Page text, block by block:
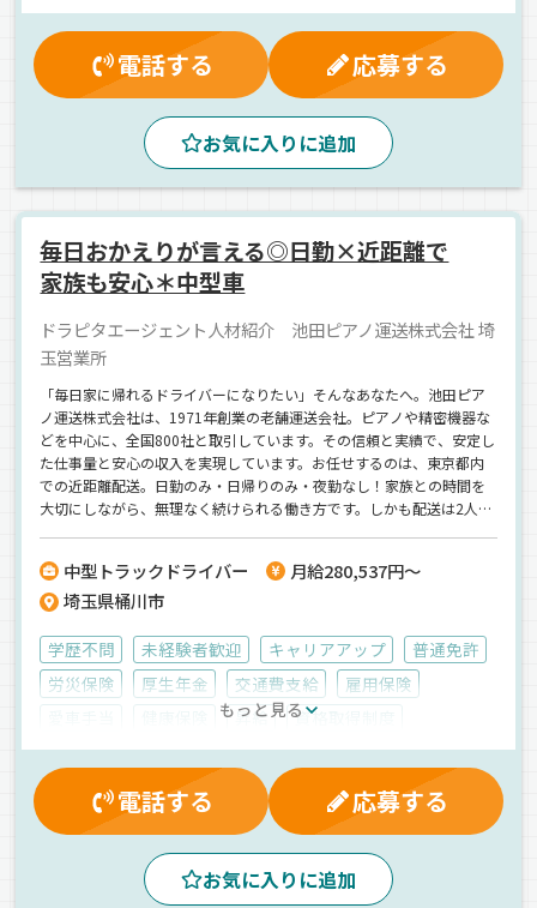
資格取得制度
健康保険 大型連休
昇給
マイカー通勤可
残業手当
制服・作業着貸与
財形貯蓄制度 無事故手当
朝 1人1台専用車
地場
ドライブレコーダー
新車
ルート配送
バックアイモニター装備
ETC搭載
パワーゲート
エアサス
衣料品 ウィング車 箱車 正社員
電話する 応募する
お気に入りに追加
毎日おかえりが言える◎日勤×近距離で
家族も安心＊中型車
ドラピタエージェント人材紹介 池田ピアノ運送株式会社 埼
玉営業所
「毎日家に帰れるドライバーになりたい」そんなあなたへ。池田ピア
ノ運送株式会社は、1971年創業の老舗運送会社。ピアノや精密機器な
どを中心に、全国800社と取引しています。その信頼と実績で、安定し
た仕事量と安心の収入を実現しています。お任せするのは、東京都内
での近距離配送。日勤のみ・日帰りのみ・夜勤なし！家族との時間を
大切にしながら、無理なく続けられる働き方です。しかも配送は2人1
内は明るく和気あいあい。 BBQ・クルージングなどの社内イベントも
多く、「人の温かさ」が感じられる職場です。さらに、住宅手当・親
る社風だから、入社3年で係長、6年で課長代理になった社員も！未経
験からでも成長できる環境と、安定した生活。あなたの新しいスター
トを、池田ピアノ運送が全力でサポートします。【池田ピアノ運送株
式会社】でのお仕事ですが、応募はドラピタエージェントを通じての
中型トラックドライバー
月給280,537円～
埼玉県桶川市
学歴不問 未経験者歓迎 キャリアアップ
普通免許
労災保険
厚生年金 交通費支給
雇用保険
昇給
資格取得制度
マイカー通勤可
夕方 昼 夜 朝
地場
精密機器
箱車 正社員
もっと見る
電話する 応募する
お気に入りに追加